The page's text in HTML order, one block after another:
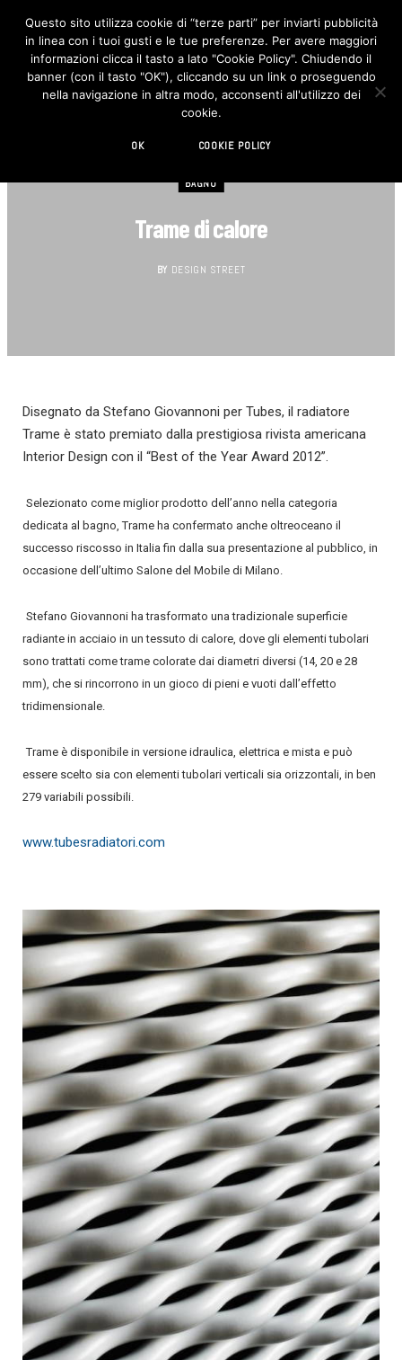
F
c
e
b
o
I
n
s
t
BAGNO
Trame di calore
BY DESIGN STREET
Disegnato da Stefano Giovannoni per Tubes, il radiatore
Trame è stato premiato dalla prestigiosa rivista americana
Interior Design con il “Best of the Year Award 2012”.
Selezionato come miglior prodotto dell’anno nella categoria
dedicata al bagno, Trame ha confermato anche oltreoceano il
successo riscosso in Italia fin dalla sua presentazione al pubblico, in
occasione dell’ultimo Salone del Mobile di Milano.
Stefano Giovannoni ha trasformato una tradizionale superficie
radiante in acciaio in un tessuto di calore, dove gli elementi tubolari
sono trattati come trame colorate dai diametri diversi (14, 20 e 28
mm), che si rincorrono in un gioco di pieni e vuoti dall’effetto
tridimensionale.
Trame è disponibile in versione idraulica, elettrica e mista e può
essere scelto sia con elementi tubolari verticali sia orizzontali, in ben
279 variabili possibili.
www.tubesradiatori.com
Questo sito utilizza cookie di “terze parti” per inviarti pubblicità
in linea con i tuoi gusti e le tue preferenze. Per avere maggiori
informazioni clicca il tasto a lato "Cookie Policy". Chiudendo il
banner (con il tasto "OK"), cliccando su un link o proseguendo
nella navigazione in altra modo, acconsenti all'utilizzo dei
cookie.
OK COOKIE POLICY